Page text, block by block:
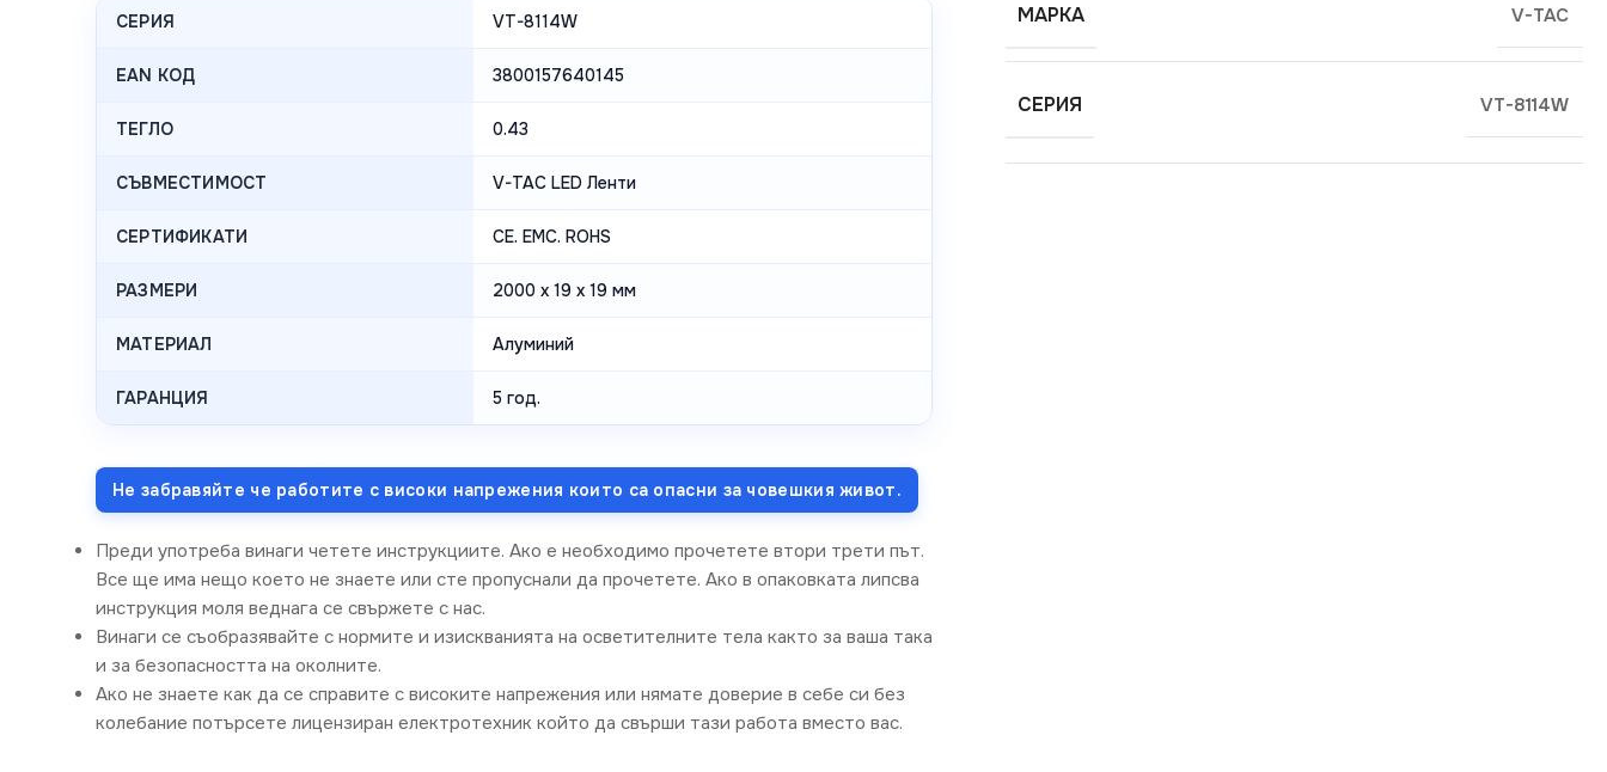
СЕРИЯ VT-8114W
EAN КОД 3800157640145
ТЕГЛО 0.43
СЪВМЕСТИМОСТ V-TAC LED Ленти
СЕРТИФИКАТИ CE. EMC. ROHS
РАЗМЕРИ 2000 x 19 x 19 мм
МАТЕРИАЛ Алуминий
ГАРАНЦИЯ 5 год.
Не забравяйте че работите с високи напрежения които са опасни за човешкия живот.
Преди употреба винаги четете инструкциите. Ако е необходимо прочетете втори трети път.
Все ще има нещо което не знаете или сте пропуснали да прочетете. Ако в опаковката липсва
инструкция моля веднага се свържете с нас.
Винаги се съобразявайте с нормите и изискванията на осветителните тела както за ваша така
и за безопасността на околните.
Ако не знаете как да се справите с високите напрежения или нямате доверие в себе си без
колебание потърсете лицензиран електротехник който да свърши тази работа вместо вас.
МАРКА V-TAC
СЕРИЯ VT-8114W